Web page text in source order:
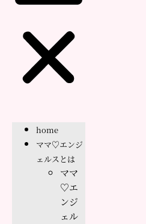
home
ママ♡エンジ
ェルスとは
ママ
♡エ
ンジ
ェル